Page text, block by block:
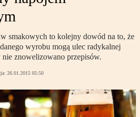
smakowych to kolejny dowód na to, że
wyrobu mogą ulec radykalnej
znowelizowano przepisów.
26.01.2015 05:50